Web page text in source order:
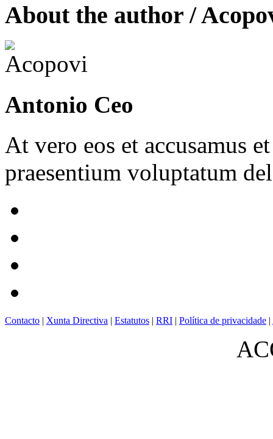
About the author /
Antonio Ceo
At vero eos et accusamus
praesentium voluptatum
Contacto | Xunta Directiva | Estatutos | RRI | Política de privacidade |